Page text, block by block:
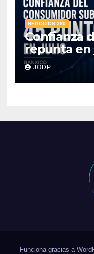
NEGOCIOS 360
Confianza
repunta en
por debajo
JODP
Funciona gracias a